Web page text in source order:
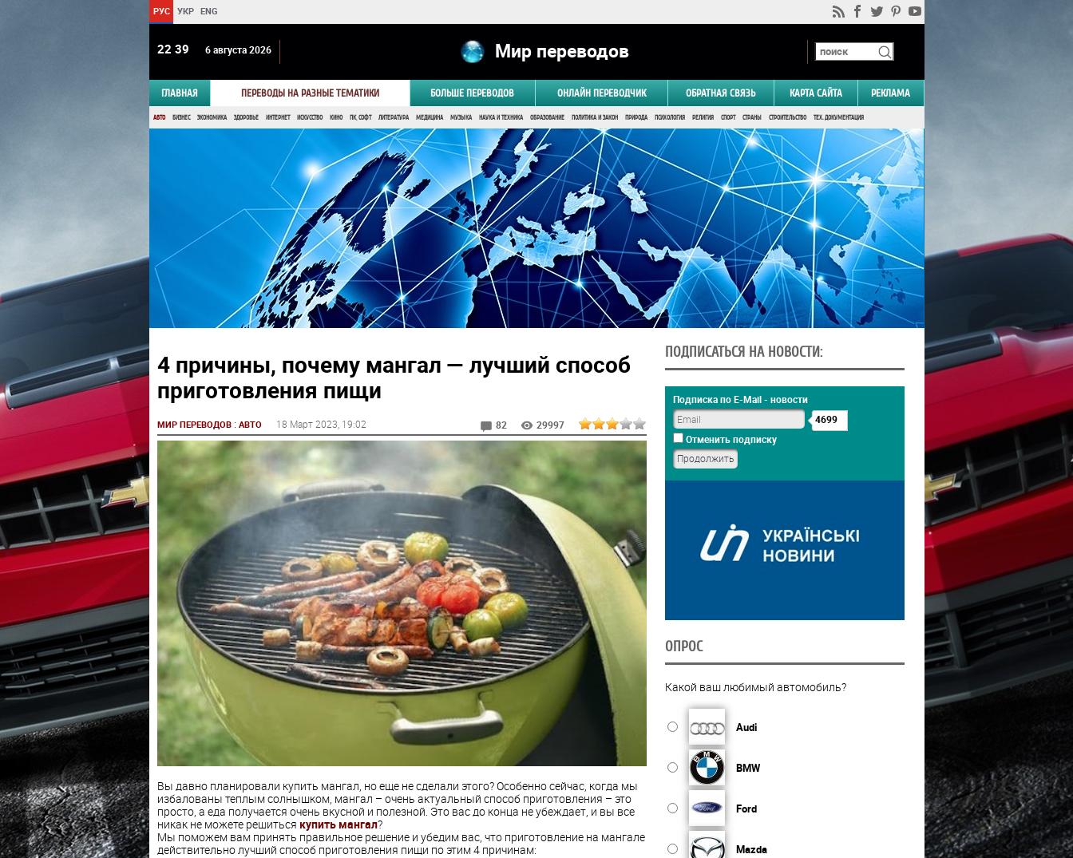
РУС УКР ENG
22:39 6 августа 2026 Мир переводов
ГЛАВНАЯ ПЕРЕВОДЫ НА РАЗНЫЕ ТЕМАТИКИ БОЛЬШЕ ПЕРЕВОДОВ ОНЛАЙН ПЕРЕВОДЧИК ОБРАТНАЯ СВЯЗЬ КАРТА САЙТА РЕКЛАМА
АВТО БИЗНЕС ЭКОНОМИКА ЗДОРОВЬЕ ИНТЕРНЕТ ИСКУССТВО КИНО ПК, СОФТ ЛИТЕРАТУРА МЕДИЦИНА МУЗЫКА НАУКА И ТЕХНИКА ОБРАЗОВАНИЕ ПОЛИТИКА И ЗАКОН ПРИРОДА ПСИХОЛОГИЯ РЕЛИГИЯ СПОРТ СТРАНЫ СТРОИТЕЛЬСТВО ТЕХ. ДОКУМЕНТАЦИЯ
4 причины, почему мангал — лучший способ
приготовления пищи
МИР ПЕРЕВОДОВ: АВТО 18 Март 2023 , 19:02 82 29997
Вы давно планировали купить мангал, но еще не сделали этого? Особенно сейчас, когда мы
избалованы теплым солнышком, мангал – очень актуальный способ приготовления – это
просто, а еда получается очень вкусной и полезной. Это вас до конца не убеждает, и вы все
никак не можете решиться купить мангал?
Мы поможем вам принять правильное решение и убедим вас, что приготовление на мангале
действительно лучший способ приготовления пищи по этим 4 причинам:
ПОДПИСАТЬСЯ НА НОВОСТИ:
Подписка по E-Mail - новости
4699
Отменить подписку
ОПРОС
Какой ваш любимый автомобиль?
Audi
BMW
Ford
Mazda